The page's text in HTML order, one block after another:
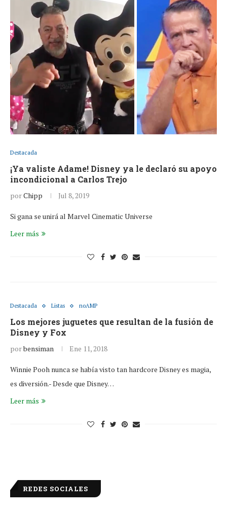
Destacada
¡Ya valiste Adame! Disney ya le declaró su apoyo
incondicional a Carlos Trejo
porChipp Jul 8, 2019
Si gana se unirá al Marvel Cinematic Universe
Leer más
Destacada Listas noAMP
Los mejores juguetes que resultan de la fusión de
Disney y Fox
porbensiman Ene 11, 2018
Winnie Pooh nunca se había visto tan hardcore Disney es magia,
es diversión.- Desde que Disney…
Leer más
REDES SOCIALES